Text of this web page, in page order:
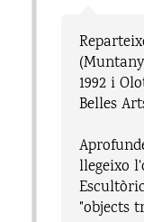
1992 i
Belles
llegeixo
"objects